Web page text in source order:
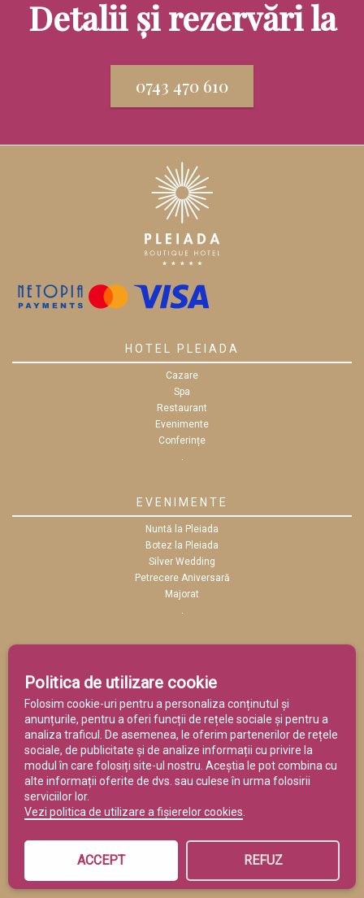
Detalii și rezervări la
0743 470 610
HOTEL PLEIADA
Cazare
Spa
Restaurant
Evenimente
Conferințe
EVENIMENTE
Nuntă la Pleiada
Botez la Pleiada
Silver Wedding
Majorat
Politica de utilizare cookie
Folosim cookie-uri pentru a personaliza conținutul și
anunțurile, pentru a oferi funcții de rețele sociale și pentru a
analiza traficul. De asemenea, le oferim partenerilor de rețele
sociale, de publicitate și de analize informații cu privire la
modul în care folosiți site-ul nostru. Aceștia le pot combina cu
alte informații oferite de dvs. sau culese în urma folosirii
serviciilor lor.
Vezi politica de utilizare a fișierelor cookies
ACCEPT REFUZ